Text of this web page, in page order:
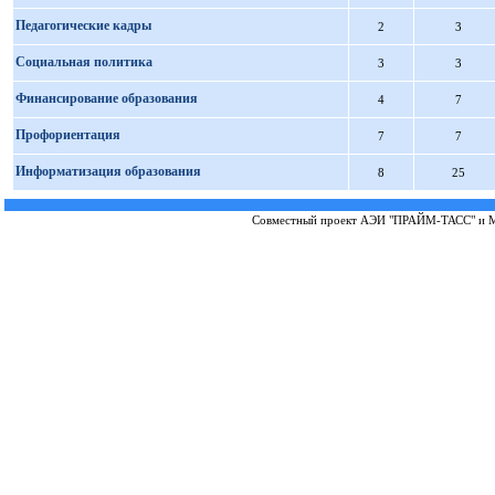
Педагогические кадры 2 3
Социальная политика 3 3
Финансирование образования 4 7
Профориентация 7 7
Информатизация образования 8 25
Совместный проект АЭИ "ПРАЙМ-ТАСС" и